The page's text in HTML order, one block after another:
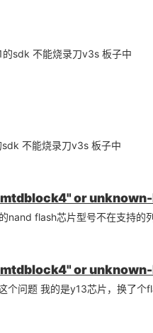
sdk 不能烧录刀v3s 板子中
不能烧录刀v3s 板子中
or
nand flash芯片型号不在支持的
or
个问题 我的是y13芯片，换了